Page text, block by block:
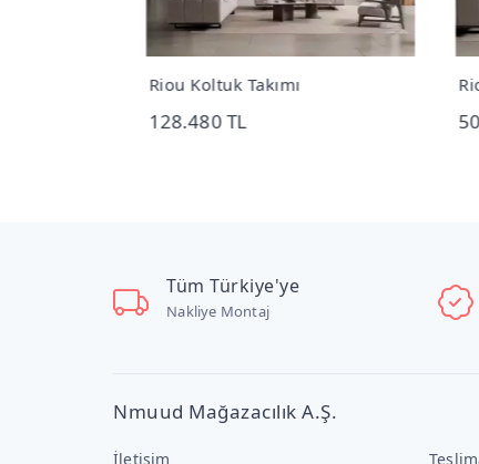
Riou Koltuk Takımı
128.480 TL
Tüm Türkiye'ye
Nakliye Montaj
Nmuud Mağazacılık A.Ş.
İletişim